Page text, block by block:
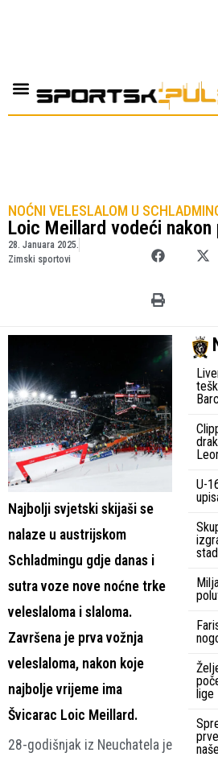
NOĆNI VELESLALOM U
Loic Meillard vodeći
28. Januara 2025.
Zimski sportovi
Najbolji svjetski skijaši se
nalaze u austrijskom
Schladmingu gdje danas i
sutra voze nove noćne trke
veleslaloma i slaloma.
Završena je prva vožnja
veleslaloma, nakon koje
najbolje vrijeme ima
Švicarac Loic Meillard.
28-godišnjak iz Neuchatela je
U-
lige